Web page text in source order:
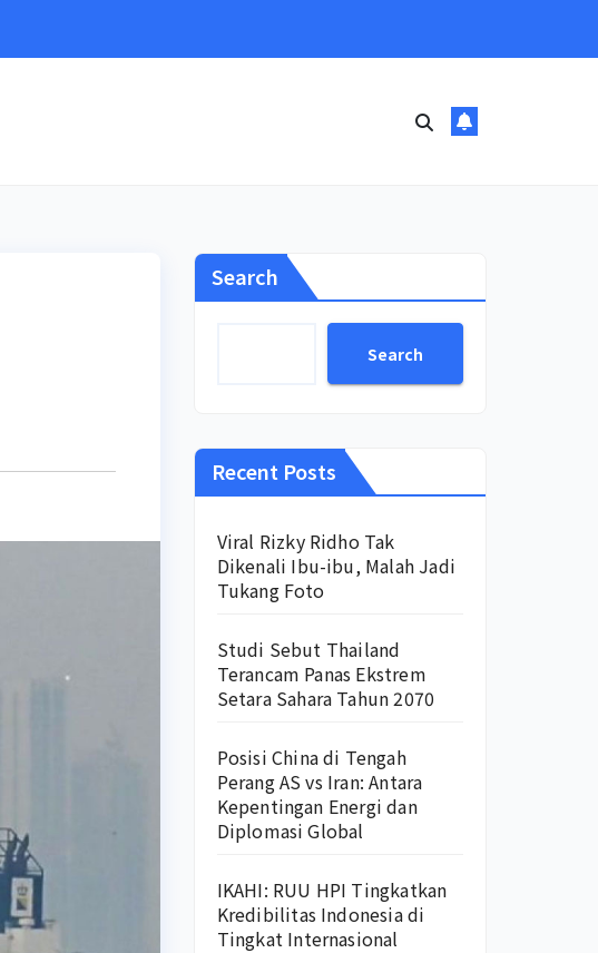
Search
Search
Recent Posts
Viral Rizky Ridho Tak
Dikenali Ibu-ibu, Malah Jadi
Tukang Foto
Studi Sebut Thailand
Terancam Panas Ekstrem
Setara Sahara Tahun 2070
Posisi China di Tengah
Perang AS vs Iran: Antara
Kepentingan Energi dan
Diplomasi Global
IKAHI: RUU HPI Tingkatkan
Kredibilitas Indonesia di
Tingkat Internasional